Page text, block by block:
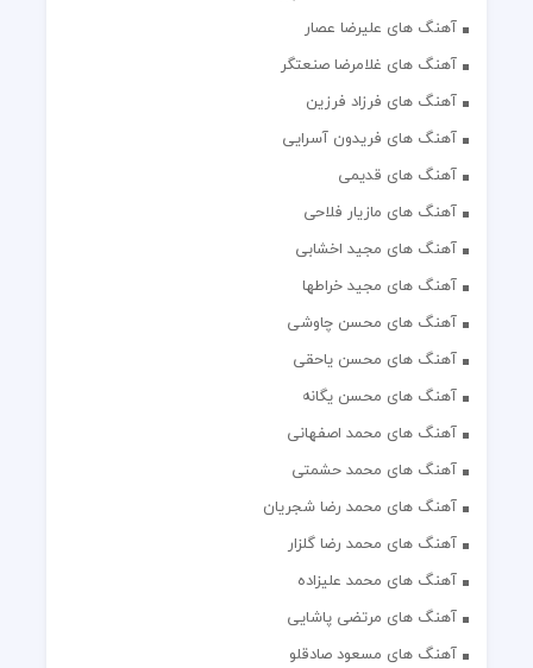
آهنگ های علیرضا عصار
آهنگ های غلامرضا صنعتگر
آهنگ های فرزاد فرزین
آهنگ های فریدون آسرایی
آهنگ های قدیمی
آهنگ های مازیار فلاحی
آهنگ های مجید اخشابی
آهنگ های مجید خراطها
آهنگ های محسن چاوشی
آهنگ های محسن یاحقی
آهنگ های محسن یگانه
آهنگ های محمد اصفهانی
آهنگ های محمد حشمتی
آهنگ های محمد رضا شجریان
آهنگ های محمد رضا گلزار
آهنگ های محمد علیزاده
آهنگ های مرتضی پاشایی
آهنگ های مسعود صادقلو